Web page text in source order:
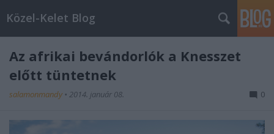
Közel-Kelet Blog
Az afrikai bevándorlók a Knesszet
előtt tüntetnek
salamonmandy • 2014. január 08. 0